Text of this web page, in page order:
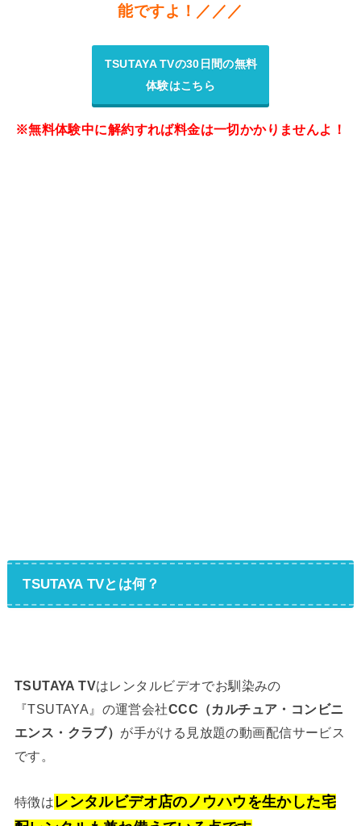
能ですよ！／／／
TSUTAYA TVの30日間の無料
体験はこちら
※無料体験中に解約すれば料金は一切かかりませんよ！
TSUTAYA TVとは何？
TSUTAYA TVはレンタルビデオでお馴染みの
『TSUTAYA』の運営会社CCC（カルチュア・コンビニ
エンス・クラブ） が手がける見放題の動画配信サービス
です。
特徴はレンタルビデオ店のノウハウを生かした宅